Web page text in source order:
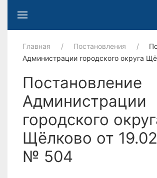
Главная Постановления
Администрации городского округа
Постановление
Администрации
городского
Щёлково от
№ 504